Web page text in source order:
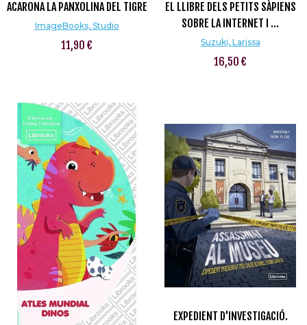
ACARONA LA PANXOLINA DEL TIGRE
ImageBooks, Studio
11,90 €
EL LLIBRE DELS PETITS SÀPIENS
SOBRE LA INTERNET I ...
Suzuki, Larissa
16,50 €
EXPEDIENT D'INVESTIGACIÓ.